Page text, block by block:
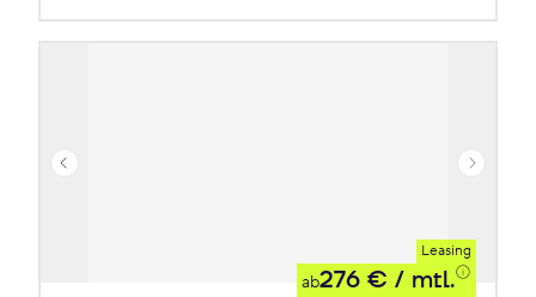
Leasing
ab276 € / mtl.